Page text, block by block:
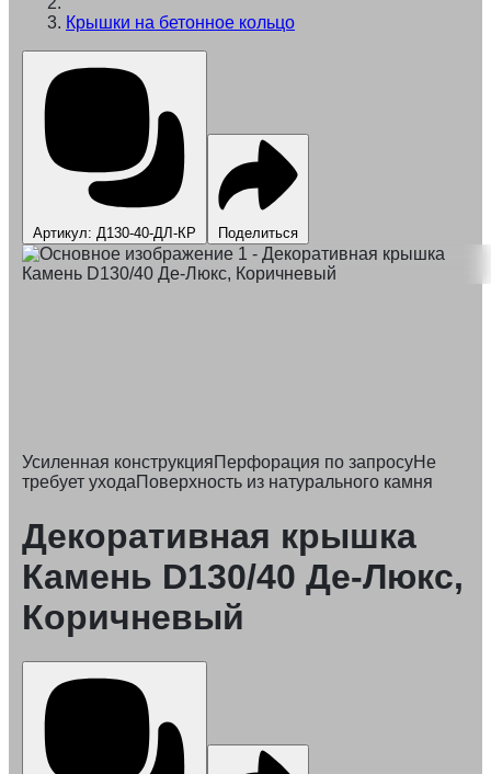
Крышки на бетонное кольцо
Артикул: Д130-40-ДЛ-КР Поделиться
Усиленная конструкцияПерфорация по запросуНе
требует уходаПоверхность из натурального камня
Декоративная крышка
Камень D130/40 Де-Люкс,
Коричневый